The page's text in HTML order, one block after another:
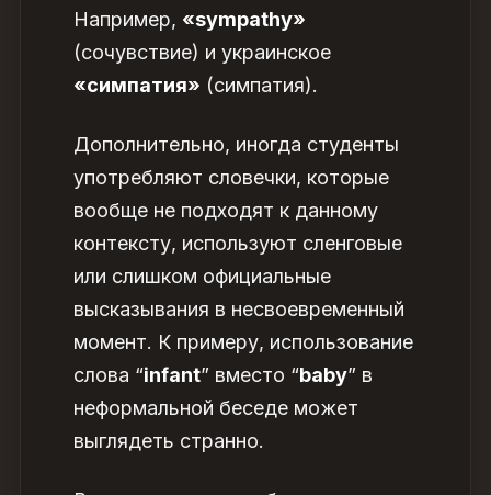
Например, «sympathy»
(сочувствие) и украинское
«симпатия» (симпатия).
Дополнительно, иногда студенты
употребляют словечки, которые
вообще не подходят к данному
контексту, используют сленговые
или слишком официальные
высказывания в несвоевременный
момент. К примеру, использование
слова “infant” вместо “baby” в
неформальной беседе может
выглядеть странно.